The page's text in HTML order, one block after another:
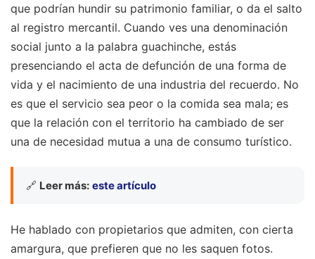
que podrían hundir su patrimonio familiar, o da el salto
al registro mercantil. Cuando ves una denominación
social junto a la palabra guachinche, estás
presenciando el acta de defunción de una forma de
vida y el nacimiento de una industria del recuerdo. No
es que el servicio sea peor o la comida sea mala; es
que la relación con el territorio ha cambiado de ser
una de necesidad mutua a una de consumo turístico.
🔗 Leer más: este artículo
He hablado con propietarios que admiten, con cierta
amargura, que prefieren que no les saquen fotos.